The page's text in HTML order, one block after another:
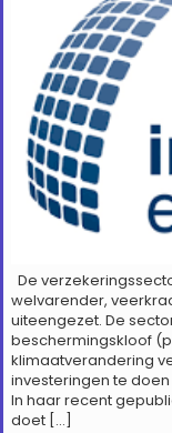
De
welvarender,
uiteengezet. De
beschermingskloof
klimaatverandering
investeringen te
In haar recent
doet […]